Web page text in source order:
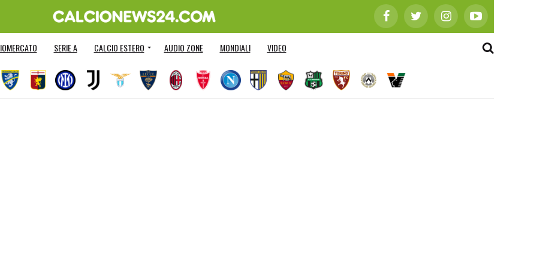
SERIE A CALCIO ESTERO AUDIO ZONE MONDIALI VIDEO